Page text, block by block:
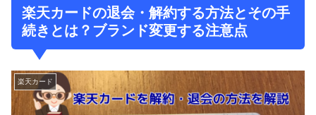
楽天カードの退会・解約する方法とその手
続きとは？ブランド変更する注意点
楽天カード